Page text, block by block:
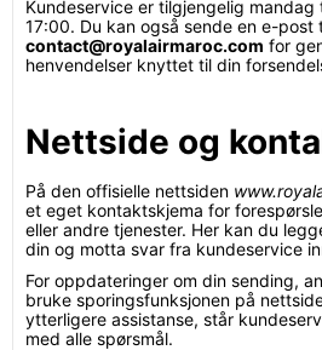
Kundeservice er tilgjengelig
17:00. Du kan også sende en e-post
contact@royalairmaroc.com for
henvendelser knyttet til din
Nettside og
På den offisielle nettsiden
et eget kontaktskjema for
eller andre tjenester. Her kan du
din og motta svar fra kundeservice
For oppdateringer om din sending,
bruke sporingsfunksjonen på
ytterligere assistanse, står
med alle spørsmål.